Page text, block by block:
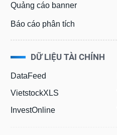
Quảng cáo banner
Báo cáo phân tích
DỮ LIỆU TÀI CHÍNH
DataFeed
VietstockXLS
InvestOnline